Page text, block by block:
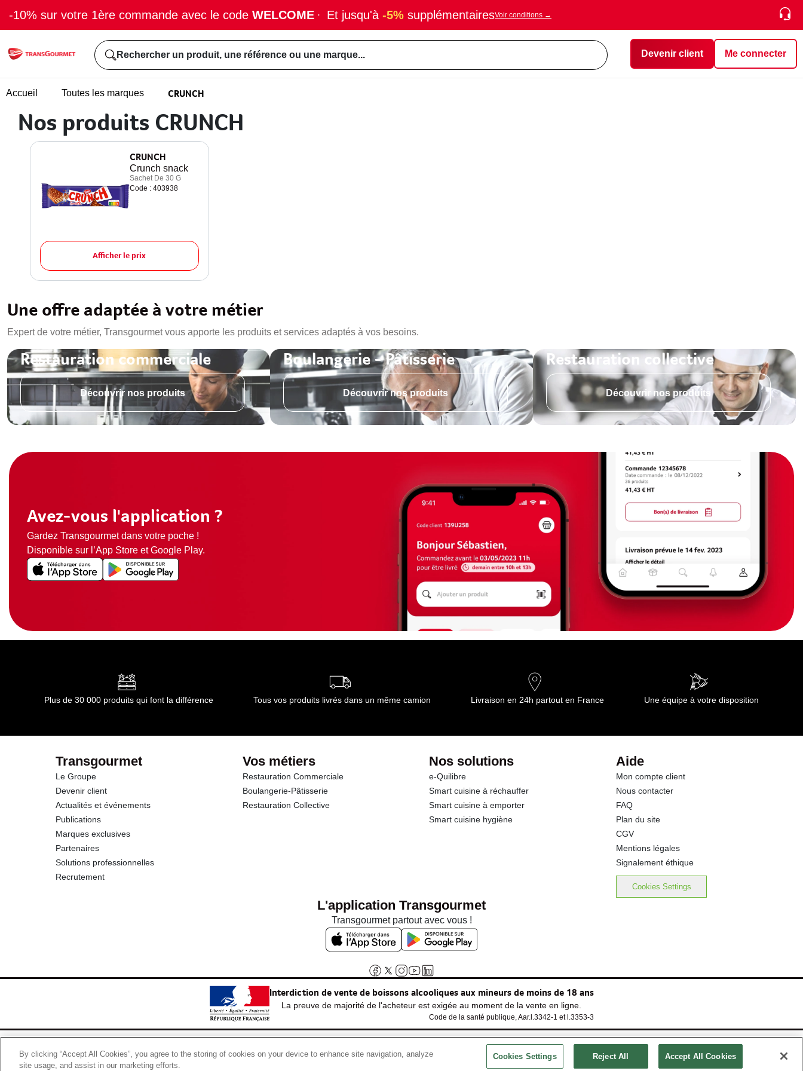
-10% sur votre 1ère commande avec le code WELCOME · Et jusqu'à -5% supplémentairesVoir conditions →
Rechercher un produit, une référence ou une marque... Devenir client Me connecter
Accueil Toutes les marques CRUNCH
Nos produits CRUNCH
CRUNCH
Crunch snack
Sachet De 30 G
Code : 403938
Afficher le prix
Une offre adaptée à votre métier
Expert de votre métier, Transgourmet vous apporte les produits et services adaptés à vos besoins.
Restauration commerciale
Découvrir nos produits
Boulangerie - Pâtisserie
Découvrir nos produits
Restauration collective
Découvrir nos produits
Avez-vous l'application ?
Gardez Transgourmet dans votre poche !
Disponible sur l’App Store et Google Play.
Plus de 30 000 produits qui font la différence Tous vos produits livrés dans un même camion Livraison en 24h partout en France Une équipe à votre disposition
Transgourmet
Le Groupe
Devenir client
Actualités et événements
Publications
Marques exclusives
Partenaires
Solutions professionnelles
Recrutement
Vos métiers
Restauration Commerciale
Boulangerie-Pâtisserie
Restauration Collective
Nos solutions
e-Quilibre
Smart cuisine à réchauffer
Smart cuisine à emporter
Smart cuisine hygiène
Aide
Mon compte client
Nous contacter
FAQ
Plan du site
CGV
Mentions légales
Signalement éthique
Cookies Settings
L'application Transgourmet
Transgourmet partout avec vous !
Interdiction de vente de boissons alcooliques aux mineurs de moins de 18 ans
La preuve de majorité de l'acheteur est exigée au moment de la vente en ligne.
Code de la santé publique, Aar.l.3342-1 et l.3353-3
© Tous droits réservés
By clicking “Accept All Cookies”, you agree to the storing of cookies on your device to enhance site navigation, analyze
site usage, and assist in our marketing efforts.
Cookies Settings Reject All Accept All Cookies